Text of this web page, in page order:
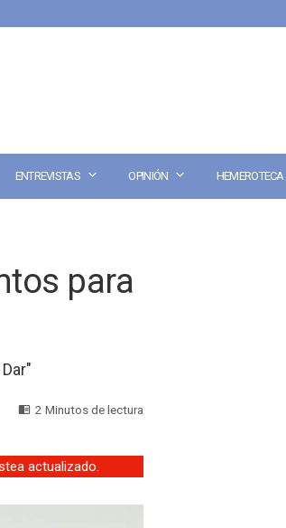
ENTREVISTAS OPINIÓN HEMEROTECA
para
2 Minutos de lectura
actualizado.